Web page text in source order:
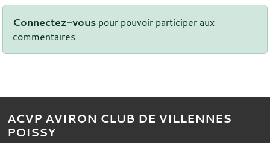
Connectez-vous pour pouvoir participer aux
commentaires.
ACVP AVIRON CLUB DE VILLENNES
POISSY